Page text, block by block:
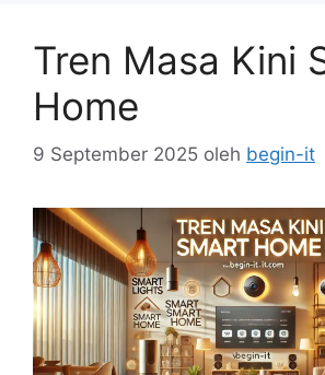
Tren Masa Kini
Home
9 September 2025 oleh begin-it